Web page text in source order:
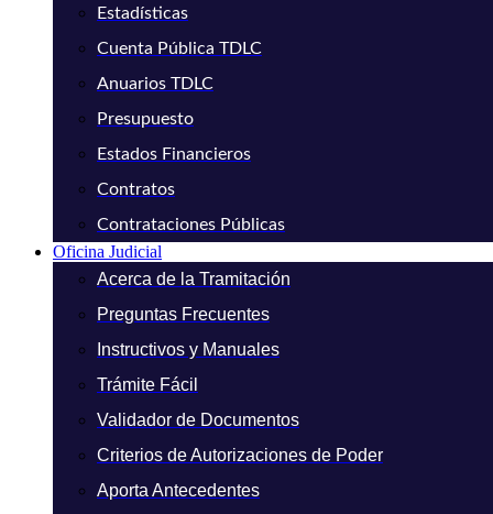
Estadísticas
Cuenta Pública TDLC
Anuarios TDLC
Presupuesto
Estados Financieros
Contratos
Contrataciones Públicas
Oficina Judicial
Acerca de la Tramitación
Preguntas Frecuentes
Instructivos y Manuales
Trámite Fácil
Validador de Documentos
Criterios de Autorizaciones de Poder
Aporta Antecedentes